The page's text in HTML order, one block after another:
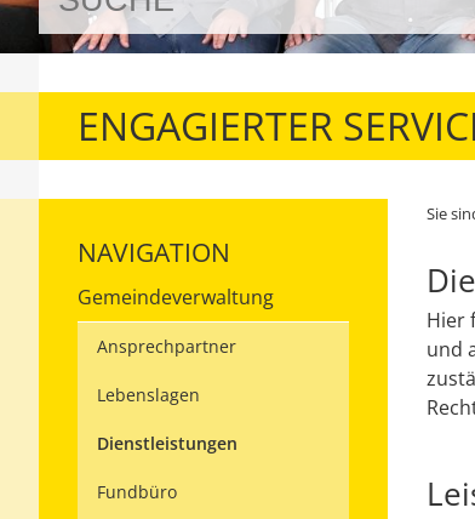
ENGAGIERTER
NAVIGATION
Gemeindeverwaltung
Ansprechpartner
Lebenslagen
Dienstleistungen
Fundbüro
Sie
Hier
und